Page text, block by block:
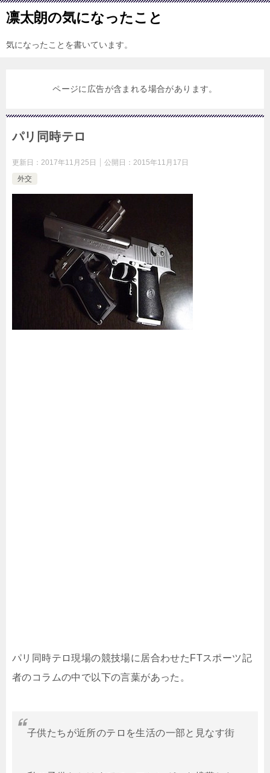
凛太朗の気になったこと
気になったことを書いています。
ページに広告が含まれる場合があります。
パリ同時テロ
更新日： 2017年11月25日 公開日： 2015年11月17日
外交
パリ同時テロ現場の競技場に居合わせたFTスポーツ記
者のコラムの中で以下の言葉があった。
子供たちが近所のテロを生活の一部と見なす街